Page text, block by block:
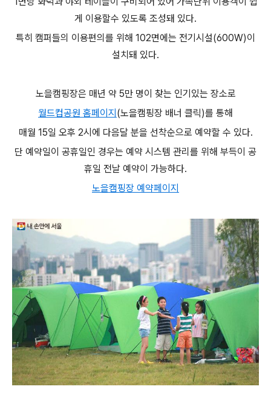
게 이용할수 있도록 조성돼 있다.
특히 캠퍼들의 이용편의를 위해 102면에는 전기시설(600W)이
설치돼 있다.
노을캠핑장은 매년 약 5만 명이 찾는 인기있는 장소로
월드컵공원 홈페이지 (노을캠핑장 배너 클릭)를 통해
매월 15일 오후 2시에 다음달 분을 선착순으로 예약할 수 있다.
단 예약일이 공휴일인 경우는 예약 시스템 관리를 위해 부득이 공
휴일 전날 예약이 가능하다.
노을캠핑장 예약페이지